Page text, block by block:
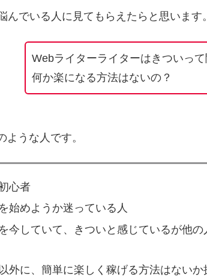
んでいる人に見てもらえたらと思います。
Webライターライターはきついっ
何か楽になる方法はないの？
ような人です。
心者
始めようか迷っている人
今していて、きついと感じているが他
外に、簡単に楽しく稼げる方法はないか